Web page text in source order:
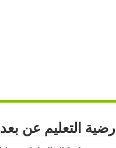
أرضية التعليم عن بعد